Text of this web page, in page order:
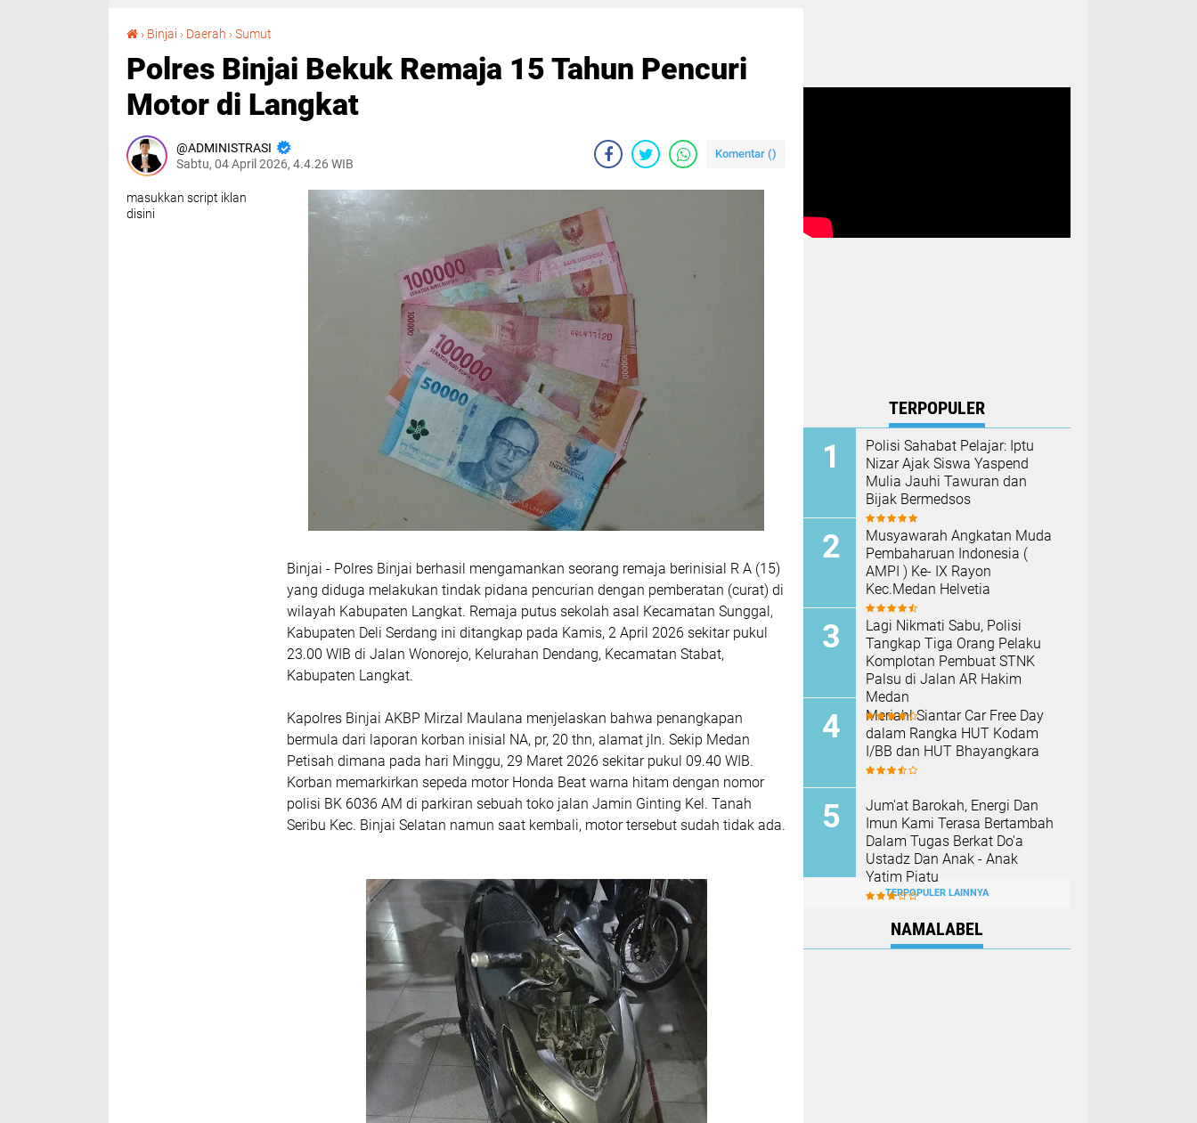
› Binjai › Daerah ›Sumut
Polres Binjai Bekuk Remaja 15 Tahun Pencuri
Motor di Langkat‎
ADMINISTRASI
Sabtu, 04 April 2026, 4.4.26 WIB
Komentar ()
masukkan script iklan
disini
‎Binjai - Polres Binjai berhasil mengamankan seorang remaja berinisial R A (15)
yang diduga melakukan tindak pidana pencurian dengan pemberatan (curat) di
wilayah Kabupaten Langkat. Remaja putus sekolah asal Kecamatan Sunggal,
Kabupaten Deli Serdang ini ditangkap pada Kamis, 2 April 2026 sekitar pukul
23.00 WIB di Jalan Wonorejo, Kelurahan Dendang, Kecamatan Stabat,
Kabupaten Langkat.
‎Kapolres Binjai AKBP Mirzal Maulana menjelaskan bahwa penangkapan
bermula dari laporan korban inisial NA, pr, 20 thn, alamat jln. Sekip Medan
Petisah dimana pada hari Minggu, 29 Maret 2026 sekitar pukul 09.40 WIB.
Korban memarkirkan sepeda motor Honda Beat warna hitam dengan nomor
polisi BK 6036 AM di parkiran sebuah toko jalan Jamin Ginting Kel. Tanah
Seribu Kec. Binjai Selatan namun saat kembali, motor tersebut sudah tidak ada.
TERPOPULER
Polisi Sahabat Pelajar: Iptu
Nizar Ajak Siswa Yaspend
Mulia Jauhi Tawuran dan
Bijak Bermedsos
Musyawarah Angkatan Muda
Pembaharuan Indonesia (
AMPI ) Ke- IX Rayon
Kec.Medan Helvetia
Lagi Nikmati Sabu, Polisi
Tangkap Tiga Orang Pelaku
Komplotan Pembuat STNK
Palsu di Jalan AR Hakim
Medan
Meriah! Siantar Car Free Day
dalam Rangka HUT Kodam
I/BB dan HUT Bhayangkara
Jum'at Barokah, Energi Dan
Imun Kami Terasa Bertambah
Dalam Tugas Berkat Do'a
Ustadz Dan Anak - Anak
Yatim Piatu
TERPOPULER LAINNYA
NAMALABEL